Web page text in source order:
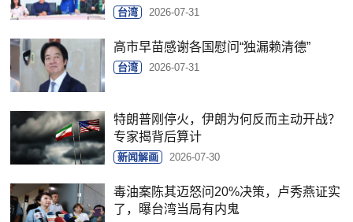
台湾 2026-07-31
高市早苗感谢各国慰问“独漏赖清德”
台湾 2026-07-31
特朗普刚停火，伊朗为何反而主动开战？
专家揭背后算计
新闻解画 2026-07-30
毒油案陈其迈怒问20%决策，卢秀燕证实
了，曝台湾当局有内鬼